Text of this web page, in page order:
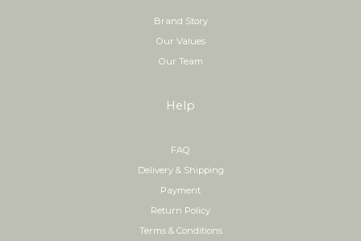
Brand Story
Our Values
Our Team
Help
FAQ
Delivery & Shipping
Payment
Return Policy
Terms & Conditions